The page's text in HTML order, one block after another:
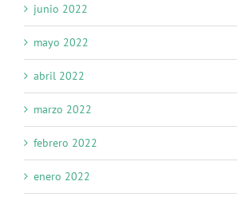
junio 2022
mayo 2022
abril 2022
marzo 2022
febrero 2022
enero 2022